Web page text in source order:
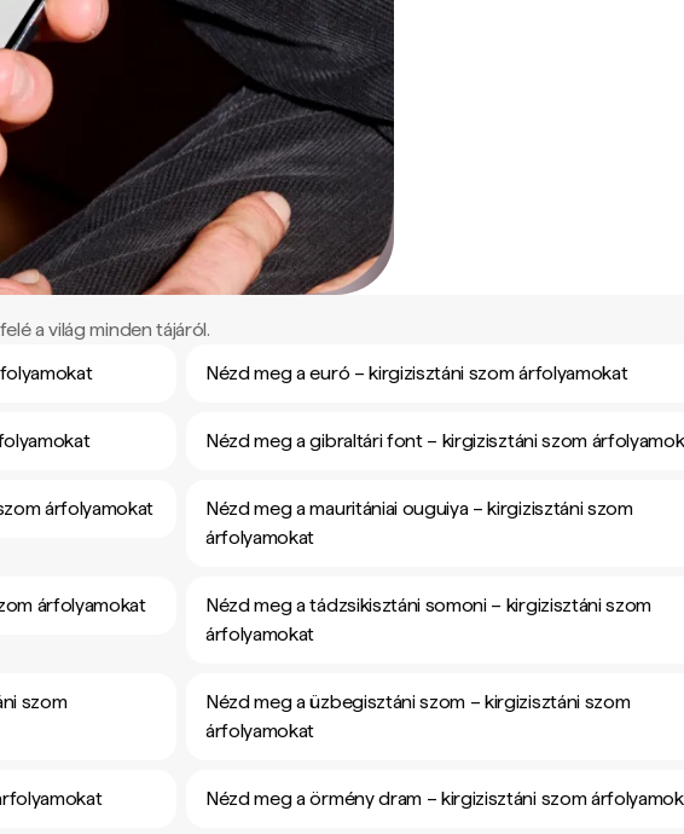
a világ minden tájáról.
Nézd meg a euró – kirgizisztáni szom árfolyamokat
Nézd meg a gibraltári font – kirgizisztáni szom
árfolyamokat
Nézd meg a mauritániai ouguiya – kirgizisztáni szom
árfolyamokat
árfolyamokat
Nézd meg a tádzsikisztáni somoni – kirgizisztáni szom
árfolyamokat
szom
Nézd meg a üzbegisztáni szom – kirgizisztáni szom
árfolyamokat
Nézd meg a örmény dram – kirgizisztáni szom